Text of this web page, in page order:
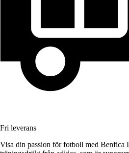
Fri leverans
Visa din passion för fotboll med Benfica